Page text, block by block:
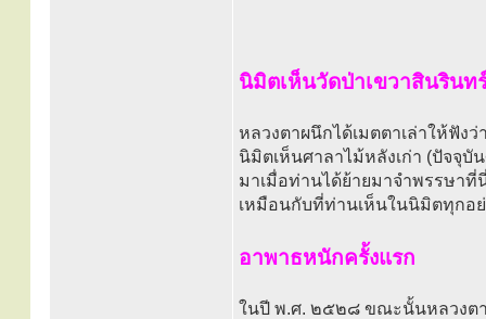
นิมิตเห็นวัดป่าเขวาสินรินท
หลวงตาผนึกได้เมตตาเล่าให้ฟัง
นิมิตเห็นศาลาไม้หลังเก่า (ปัจจุ
มาเมื่อท่านได้ย้ายมาจำพรรษา
เหมือนกับที่ท่านเห็นในนิมิตทุกอย่
อาพาธหนักครั้งแรก
ในปี พ.ศ. ๒๕๒๘ ขณะนั้นหลวงต